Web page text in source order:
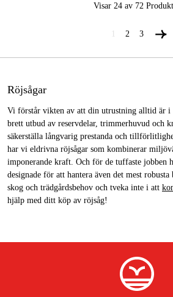
Visar 24 av 72
2 3
Röjsågar
Vi förstår vikten av att din utrustning alltid är
brett utbud av reservdelar, trimmerhuvud och
säkerställa långvarig prestanda och
har vi eldrivna röjsågar som kombinerar
imponerande kraft. Och för de tuffaste jobben
designade för att hantera även det mest
skog och trädgårdsbehov och tveka inte i att
hjälp med ditt köp av röjsåg!